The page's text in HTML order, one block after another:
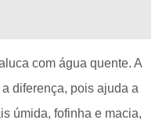
com água quente. A
diferença, pois ajuda a
úmida, fofinha e macia,